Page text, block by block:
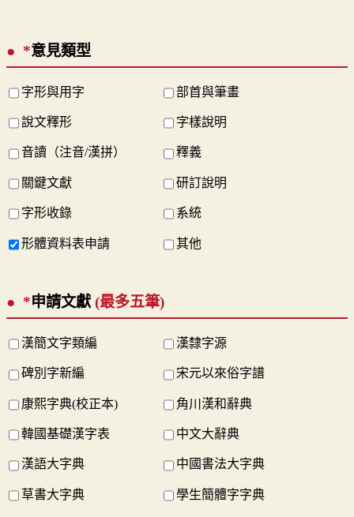
*意見類型
字形與用字 部首與筆畫
說文釋形 字樣說明
音讀（注音/漢拼） 釋義
關鍵文獻 研訂說明
字形收錄 系統
形體資料表申請 其他
*申請文獻(最多五筆)
漢簡文字類編 漢隸字源
碑別字新編 宋元以來俗字譜
康熙字典(校正本) 角川漢和辭典
韓國基礎漢字表 中文大辭典
漢語大字典 中國書法大字典
草書大字典 學生簡體字字典